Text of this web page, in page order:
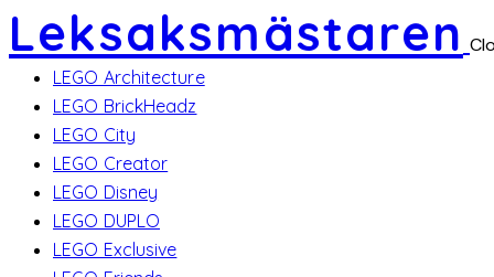
Leksaksmästaren
LEGO Architecture
LEGO BrickHeadz
LEGO City
LEGO Creator
LEGO Disney
LEGO DUPLO
LEGO Exclusive